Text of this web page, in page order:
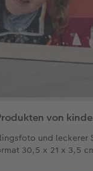
von
und
30,5 x 21 x 3,5